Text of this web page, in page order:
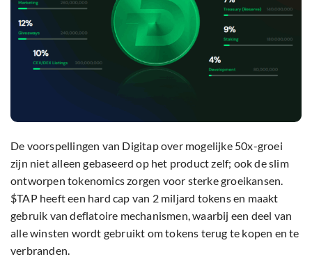
De voorspellingen van Digitap over mogelijke 50x-groei
zijn niet alleen gebaseerd op het product zelf; ook de slim
ontworpen tokenomics zorgen voor sterke groeikansen.
$TAP heeft een hard cap van 2 miljard tokens en maakt
gebruik van deflatoire mechanismen, waarbij een deel van
alle winsten wordt gebruikt om tokens terug te kopen en te
verbranden.